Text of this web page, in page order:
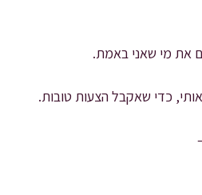
את מי שאני באמת.
כדי שאקבל הצעות טובות.